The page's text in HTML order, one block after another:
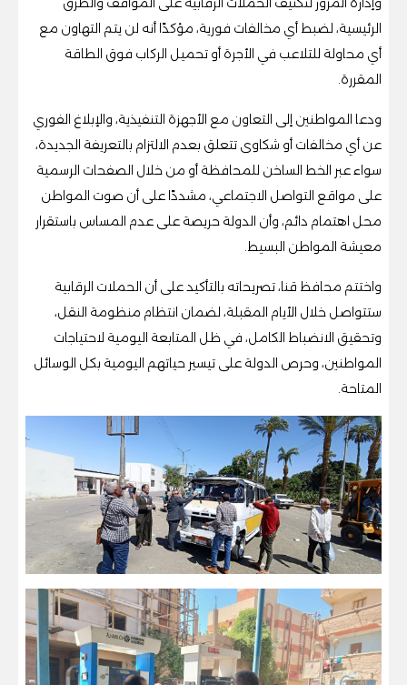
الرئيسية، لضبط أي مخالفات فورية، مؤكدًا أنه لن يتم التهاون مع
أي محاولة للتلاعب في الأجرة أو تحميل الركاب فوق الطاقة
المقررة.
ودعا المواطنين إلى التعاون مع الأجهزة التنفيذية، والإبلاغ الفوري
عن أي مخالفات أو شكاوى تتعلق بعدم الالتزام بالتعريفة الجديدة،
سواء عبر الخط الساخن للمحافظة أو من خلال الصفحات الرسمية
على مواقع التواصل الاجتماعي، مشددًا على أن صوت المواطن
محل اهتمام دائم، وأن الدولة حريصة على عدم المساس باستقرار
معيشة المواطن البسيط.
واختتم محافظ قنا، تصريحاته بالتأكيد على أن الحملات الرقابية
ستتواصل خلال الأيام المقبلة، لضمان انتظام منظومة النقل،
وتحقيق الانضباط الكامل، في ظل المتابعة اليومية لاحتياجات
المواطنين، وحرص الدولة على تيسير حياتهم اليومية بكل الوسائل
المتاحة.